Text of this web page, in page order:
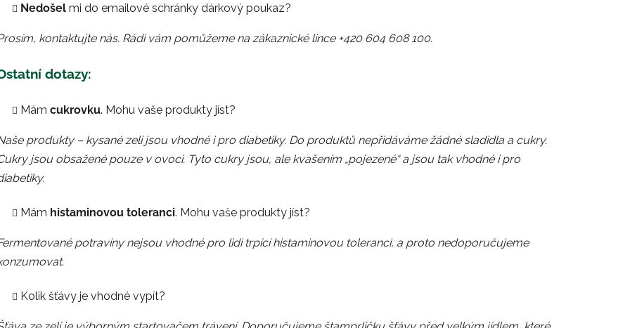
Nedošel mi do emailové schránky dárkový poukaz?
kontaktujte nás. Rádi vám pomůžeme na zákaznické lince +420 604 608 100.
dotazy:
Mám cukrovku. Mohu vaše produkty jíst?
produkty – kysané zelí jsou vhodné i pro diabetiky. Do produktů nepřidáváme žádné sladidla a cukry.
jsou obsažené pouze v ovoci. Tyto cukry jsou, ale kvašením „pojezené“ a jsou tak vhodné i pro
Mám histaminovou toleranci. Mohu vaše produkty jíst?
potraviny nejsou vhodné pro lidi trpící histaminovou toleranci, a proto nedoporučujeme
Kolik šťávy je vhodné vypít?